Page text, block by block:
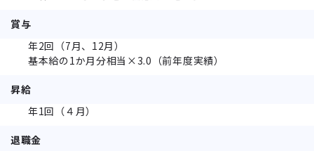
賞与
年2回（7月、12月）
基本給の1か月分相当×3.0（前年度実績）
昇給
年1回（４月）
退職金